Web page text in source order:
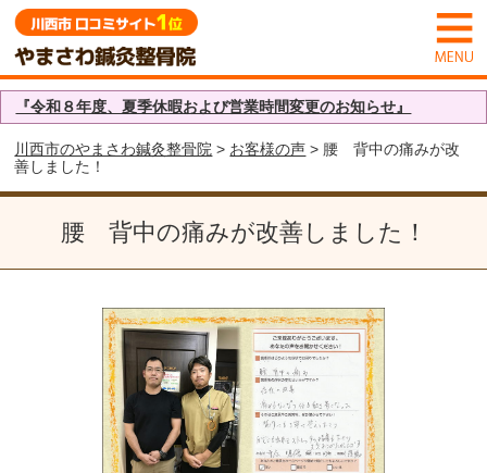
『令和８年度、夏季休暇および営業時間変更のお知らせ』
川西市のやまさわ鍼灸整骨院 > お客様の声 > 腰 背中の痛みが改
善しました！
腰 背中の痛みが改善しました！